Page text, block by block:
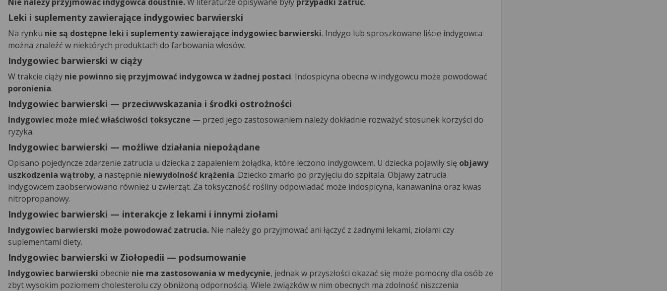
Leki i suplementy zawierające indygowiec barwierski
Na rynku nie są dostępne leki i suplementy zawierające indygowiec barwierski. Indygo lub sproszkowane liście indygowca
można znaleźć w niektórych produktach do farbowania włosów.
Indygowiec barwierski w ciąży
W trakcie ciąży nie powinno się przyjmować indygowca w żadnej postaci. Indospicyna obecna w indygowcu może powodować
poronienia.
Indygowiec barwierski — przeciwwskazania i środki ostrożności
Indygowiec może mieć właściwości toksyczne — przed jego zastosowaniem należy dokładnie rozważyć stosunek korzyści do
ryzyka.
Indygowiec barwierski — możliwe działania niepożądane
Opisano pojedyncze zdarzenie zatrucia u dziecka z zapaleniem żołądka, które leczono indygowcem. U dziecka pojawiły się objawy
uszkodzenia wątroby, a następnie niewydolność krążenia. Dziecko zmarło po przyjęciu do szpitala. Objawy zatrucia
indygowcem zaobserwowano również u zwierząt. Za toksyczność rośliny odpowiadać może indospicyna, kanawanina oraz kwas
nitropropanowy.
Indygowiec barwierski — interakcje z lekami i innymi ziołami
Indygowiec barwierski może powodować zatrucia. Nie należy go przyjmować ani łączyć z żadnymi lekami, ziołami czy
suplementami diety.
Indygowiec barwierski w Ziołopedii — podsumowanie
Indygowiec barwierski obecnie nie ma zastosowania w medycynie, jednak w przyszłości okazać się może pomocny dla osób ze
zbyt wysokim poziomem cholesterolu czy obniżoną odpornością. Wiele związków w nim obecnych ma zdolność niszczenia